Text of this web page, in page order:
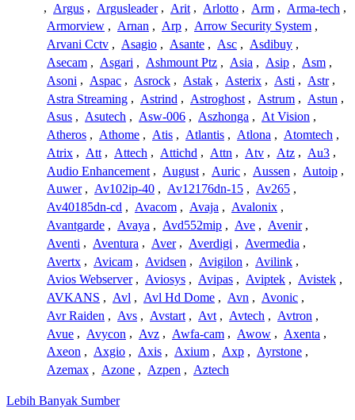
, Argus , Argusleader , Arit , Arlotto , Arm , Arma-tech ,
Armorview , Arnan , Arp , Arrow Security System ,
Arvani Cctv , Asagio , Asante , Asc , Asdibuy ,
Asecam , Asgari , Ashmount Ptz , Asia , Asip , Asm ,
Asoni , Aspac , Asrock , Astak , Asterix , Asti , Astr ,
Astra Streaming , Astrind , Astroghost , Astrum , Astun ,
Asus , Asutech , Asw-006 , Aszhonga , At Vision ,
Atheros , Athome , Atis , Atlantis , Atlona , Atomtech ,
Atrix , Att , Attech , Attichd , Attn , Atv , Atz , Au3 ,
Audio Enhancement , August , Auric , Aussen , Autoip ,
Auwer , Av102ip-40 , Av12176dn-15 , Av265 ,
Av40185dn-cd , Avacom , Avaja , Avalonix ,
Avantgarde , Avaya , Avd552mip , Ave , Avenir ,
Aventi , Aventura , Aver , Averdigi , Avermedia ,
Avertx , Avicam , Avidsen , Avigilon , Avilink ,
Avios Webserver , Aviosys , Avipas , Aviptek , Avistek ,
AVKANS , Avl , Avl Hd Dome , Avn , Avonic ,
Avr Raiden , Avs , Avstart , Avt , Avtech , Avtron ,
Avue , Avycon , Avz , Awfa-cam , Awow , Axenta ,
Axeon , Axgio , Axis , Axium , Axp , Ayrstone ,
Azemax , Azone , Azpen , Aztech
Lebih Banyak Sumber